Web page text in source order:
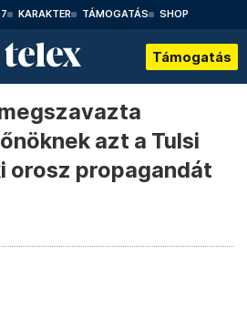
KARAKTER TÁMOGATÁS SHOP
Támogatás
azt a Tulsi
orosz propagandát